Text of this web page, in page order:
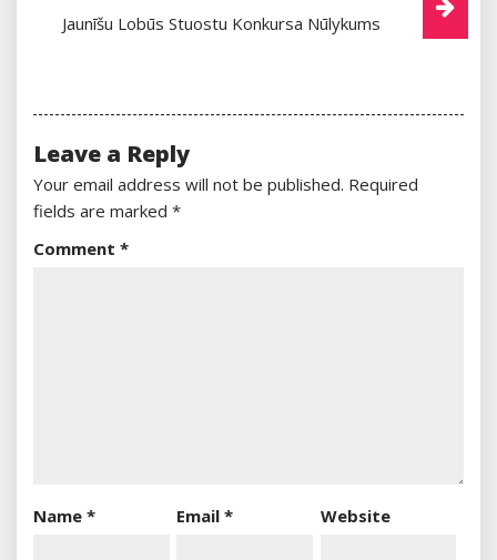
Jaunīšu Lobūs Stuostu Konkursa Nūlykums
Leave a Reply
Your email address will not be published. Required
fields are marked *
Comment *
Name * Email* Website